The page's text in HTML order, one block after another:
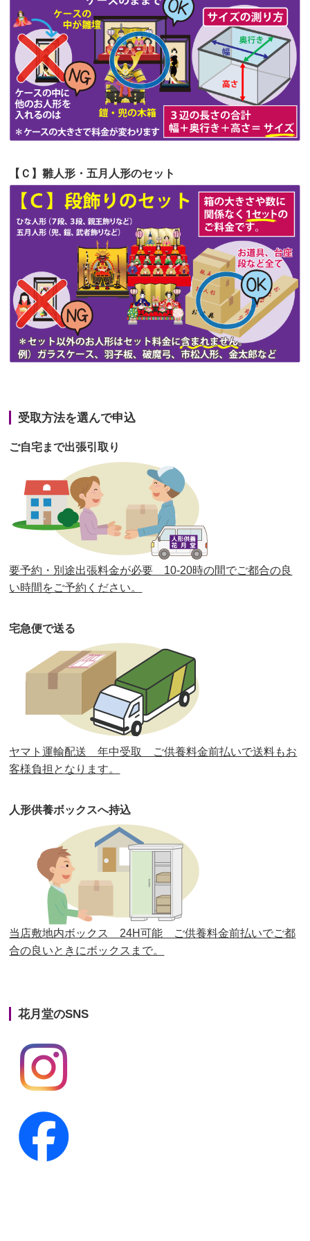
第54回人形供養祭令和4年8月1日(月)
第53回人形供養祭令和4年7月1日(金)
第52回人形供養祭令和4年5月17日(火)
第51回人形供養祭令和4年4月18日(月)
第50回人形供養祭令和4年3月15日(火)
第49回人形供養祭令和4年1月17日(月)
第48回人形供養祭令和3年12月3日(金)
第47回人形供養祭 令和3年10月11日(月)
第46回人形供養祭 令和3年9月13日(月)
第45回人形供養祭令和3年7月12日(月)
第44回人形供養祭令和3年6月3日(木)
第43回人形供養祭令和3年4月23日(金)
第39回人形供養祭令和2年10月22日(木)
第38回人形供養祭 令和2年8月26日(水)
第37回人形供養祭 令和2年6月8日(月)
第36回人形供養祭 令和2年4月16日(木)
第35回人形供養祭令和2年2月13日(木)
第33回人形供養祭
第32回人形供養祭 令和元年6月12日(水)
第31回人形供養祭 平成31年3月13日(水)
第30回人形供養祭平成30年11月28日(水)
第29回人形供養祭平成30年5月23日(水)
第27回人形供養祭平成29年6月14日(水)
第26回人形供養祭平成28年12月15日(木)
第25回人形供養祭 平成28年6月16日(木)
第24回人形供養祭 平成27年11月27日
第23回人形供養祭平成26年12月5日
第22回人形供養祭平成26年4月28日
第20回人形供養祭
第19回人形供養祭
第18回人形供養祭
第16回人形供養祭
第15回人形供養祭
【Ｃ】雛人形・五月人形のセット
受取方法を選んで申込
ご自宅まで出張引取り
要予約・別途出張料金が必要 10-20時の間でご都合の良
い時間をご予約ください。
宅急便で送る
ヤマト運輸配送 年中受取 ご供養料金前払いで送料もお
客様負担となります。
人形供養ボックスへ持込
当店敷地内ボックス 24H可能 ご供養料金前払いでご都
合の良いときにボックスまで。
花月堂のSNS